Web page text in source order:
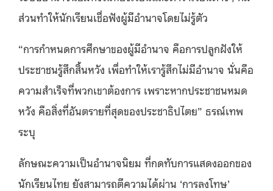
ส่วนทำให้นักเรียนเชื่อฟังผู้มีอำนาจโดยไม่รู้ตัว
“การกำหนดการศึกษาของผู้มีอำนาจ คือการปลูกฝังให้
ประชาชนรู้สึกสิ้นหวัง เพื่อทำให้เรารู้สึกไม่มีอำนาจ นั่นคือ
ความสำเร็จที่พวกเขาต้องการ เพราะหากประชาชนหมด
หวัง คือสิ่งที่อันตรายที่สุดของประชาธิปไตย” ธรณ์เทพ
ระบุ
ลักษณะความเป็นอำนาจนิยม ที่กดทับการแสดงออกของ
นักเรียนไทย ยังสามารถตีความได้ผ่าน ‘การลงโทษ’